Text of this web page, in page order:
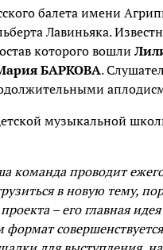
балета имени
Лавиньяка.
которого вошли
БАРКОВА.
музыкальной
проводит
в новую тему,
– его главная